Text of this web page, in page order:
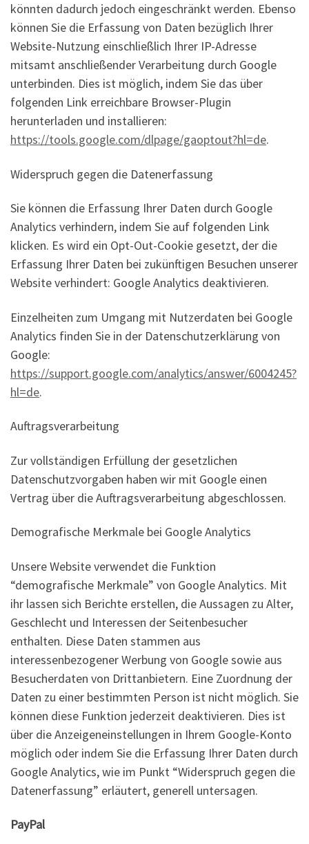
könnten dadurch jedoch eingeschränkt werden. Ebenso
können Sie die Erfassung von Daten bezüglich Ihrer
Website-Nutzung einschließlich Ihrer IP-Adresse
mitsamt anschließender Verarbeitung durch Google
unterbinden. Dies ist möglich, indem Sie das über
folgenden Link erreichbare Browser-Plugin
herunterladen und installieren:
https://tools.google.com/dlpage/gaoptout?hl=de.
Widerspruch gegen die Datenerfassung
Sie können die Erfassung Ihrer Daten durch Google
Analytics verhindern, indem Sie auf folgenden Link
klicken. Es wird ein Opt-Out-Cookie gesetzt, der die
Erfassung Ihrer Daten bei zukünftigen Besuchen unserer
Website verhindert: Google Analytics deaktivieren.
Einzelheiten zum Umgang mit Nutzerdaten bei Google
Analytics finden Sie in der Datenschutzerklärung von
Google:
https://support.google.com/analytics/answer/6004245?
hl=de.
Auftragsverarbeitung
Zur vollständigen Erfüllung der gesetzlichen
Datenschutzvorgaben haben wir mit Google einen
Vertrag über die Auftragsverarbeitung abgeschlossen.
Demografische Merkmale bei Google Analytics
Unsere Website verwendet die Funktion
“demografische Merkmale” von Google Analytics. Mit
ihr lassen sich Berichte erstellen, die Aussagen zu Alter,
Geschlecht und Interessen der Seitenbesucher
enthalten. Diese Daten stammen aus
interessenbezogener Werbung von Google sowie aus
Besucherdaten von Drittanbietern. Eine Zuordnung der
Daten zu einer bestimmten Person ist nicht möglich. Sie
können diese Funktion jederzeit deaktivieren. Dies ist
über die Anzeigeneinstellungen in Ihrem Google-Konto
möglich oder indem Sie die Erfassung Ihrer Daten durch
Google Analytics, wie im Punkt “Widerspruch gegen die
Datenerfassung” erläutert, generell untersagen.
PayPal